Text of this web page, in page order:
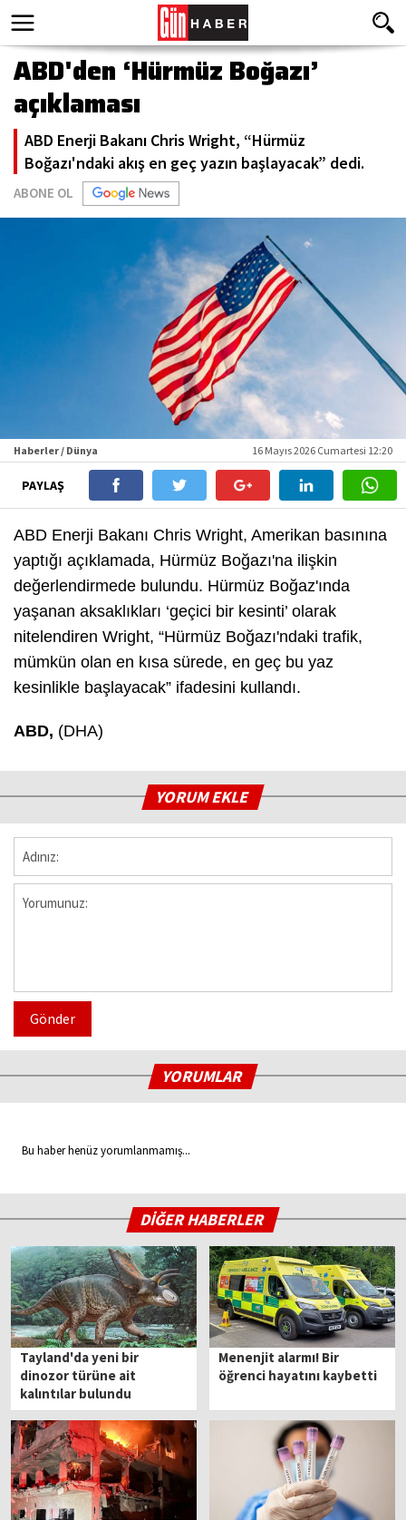
ABD'den ‘Hürmüz Boğazı’
açıklaması
ABD Enerji Bakanı Chris Wright, “Hürmüz
Boğazı'ndaki akış en geç yazın başlayacak” dedi.
ABONE OL
Haberler / Dünya 16 Mayıs 2026 Cumartesi 12:20
PAYLAŞ
ABD Enerji Bakanı Chris Wright, Amerikan basınına
yaptığı açıklamada, Hürmüz Boğazı'na ilişkin
değerlendirmede bulundu. Hürmüz Boğaz'ında
yaşanan aksaklıkları ‘geçici bir kesinti’ olarak
nitelendiren Wright, “Hürmüz Boğazı'ndaki trafik,
mümkün olan en kısa sürede, en geç bu yaz
kesinlikle başlayacak” ifadesini kullandı.
ABD, (DHA)
YORUM EKLE
Gönder
YORUMLAR
Bu haber henüz yorumlanmamış...
DİĞER HABERLER
Tayland'da yeni bir
dinozor türüne ait
kalıntılar bulundu
Menenjit alarmı! Bir
öğrenci hayatını kaybetti